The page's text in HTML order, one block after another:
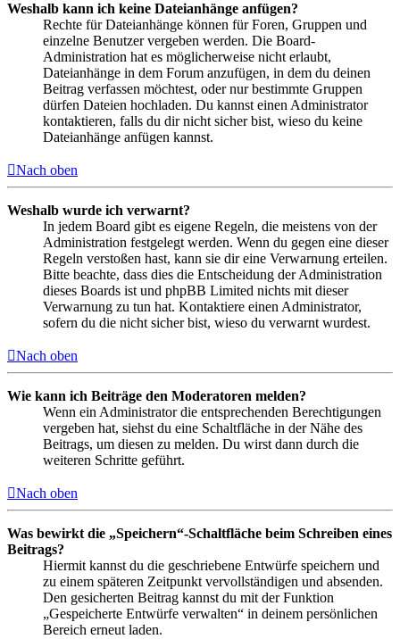
Weshalb kann ich keine Dateianhänge anfügen?
Rechte für Dateianhänge können für Foren, Gruppen und
einzelne Benutzer vergeben werden. Die Board-
Administration hat es möglicherweise nicht erlaubt,
Dateianhänge in dem Forum anzufügen, in dem du deinen
Beitrag verfassen möchtest, oder nur bestimmte Gruppen
dürfen Dateien hochladen. Du kannst einen Administrator
kontaktieren, falls du dir nicht sicher bist, wieso du keine
Dateianhänge anfügen kannst.
Nach oben
Weshalb wurde ich verwarnt?
In jedem Board gibt es eigene Regeln, die meistens von der
Administration festgelegt werden. Wenn du gegen eine dieser
Regeln verstoßen hast, kann sie dir eine Verwarnung erteilen.
Bitte beachte, dass dies die Entscheidung der Administration
dieses Boards ist und phpBB Limited nichts mit dieser
Verwarnung zu tun hat. Kontaktiere einen Administrator,
sofern du die nicht sicher bist, wieso du verwarnt wurdest.
Nach oben
Wie kann ich Beiträge den Moderatoren melden?
Wenn ein Administrator die entsprechenden Berechtigungen
vergeben hat, siehst du eine Schaltfläche in der Nähe des
Beitrags, um diesen zu melden. Du wirst dann durch die
weiteren Schritte geführt.
Nach oben
Was bewirkt die „Speichern“-Schaltfläche beim Schreiben eines
Beitrags?
Hiermit kannst du die geschriebene Entwürfe speichern und
zu einem späteren Zeitpunkt vervollständigen und absenden.
Den gesicherten Beitrag kannst du mit der Funktion
„Gespeicherte Entwürfe verwalten“ in deinem persönlichen
Bereich erneut laden.